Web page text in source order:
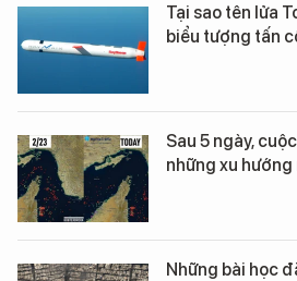
Tại sao tên lửa
biểu tượng tấn
Sau 5 ngày,
những xu hướng
Những bài học